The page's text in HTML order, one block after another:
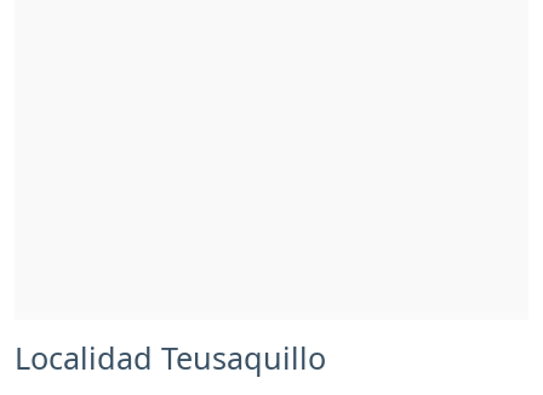
Localidad Teusaquillo